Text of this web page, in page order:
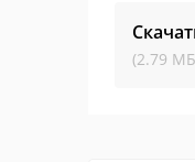
(2.79